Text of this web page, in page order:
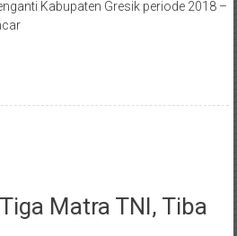
Kabupaten Gresik periode 2018 –
Matra TNI, Tiba